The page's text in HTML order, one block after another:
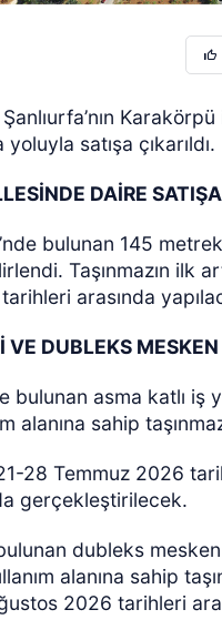
satışa çıkarıldı.
DAİRE
bulunan 145
Taşınmazın ilk
arasında
VE DUBLEKS
bulunan asma katlı
alanına sahip
28 Temmuz 2026
gerçekleştirilecek.
dubleks
alanına sahip
2026 tarihleri